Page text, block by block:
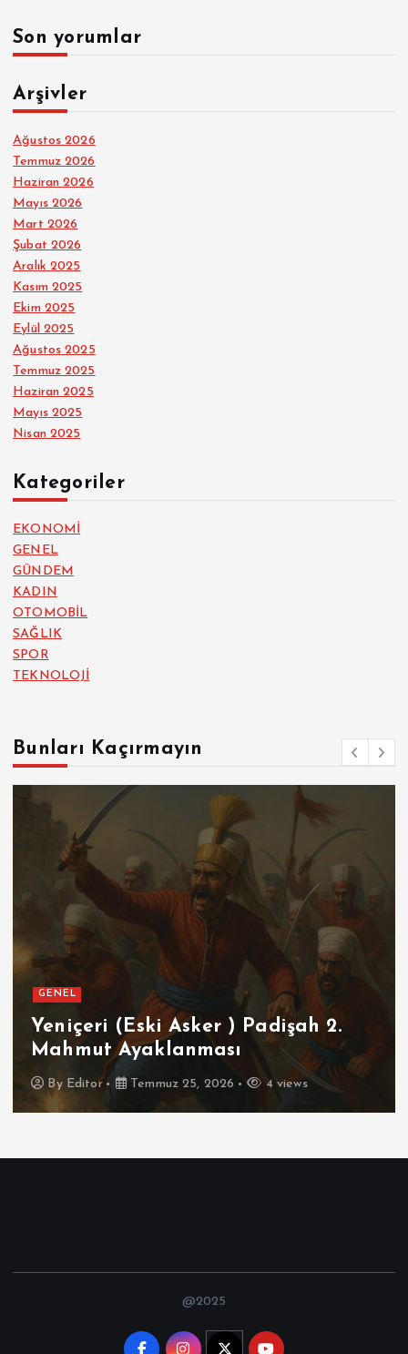
Son yorumlar
Arşivler
Ağustos 2026
Temmuz 2026
Haziran 2026
Mayıs 2026
Mart 2026
Şubat 2026
Aralık 2025
Kasım 2025
Ekim 2025
Eylül 2025
Ağustos 2025
Temmuz 2025
Haziran 2025
Mayıs 2025
Nisan 2025
Kategoriler
EKONOMİ
GENEL
GÜNDEM
KADIN
OTOMOBİL
SAĞLIK
SPOR
TEKNOLOJİ
Bunları Kaçırmayın
GENEL
Yeniçeri (Eski Asker ) Padişah 2.
Mahmut Ayaklanması
By Editor Temmuz 25, 2026 4 views
@2025